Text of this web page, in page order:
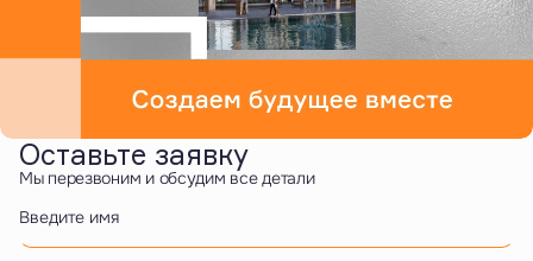
Оставьте заявку
Мы перезвоним и обсудим все детали
Введите имя